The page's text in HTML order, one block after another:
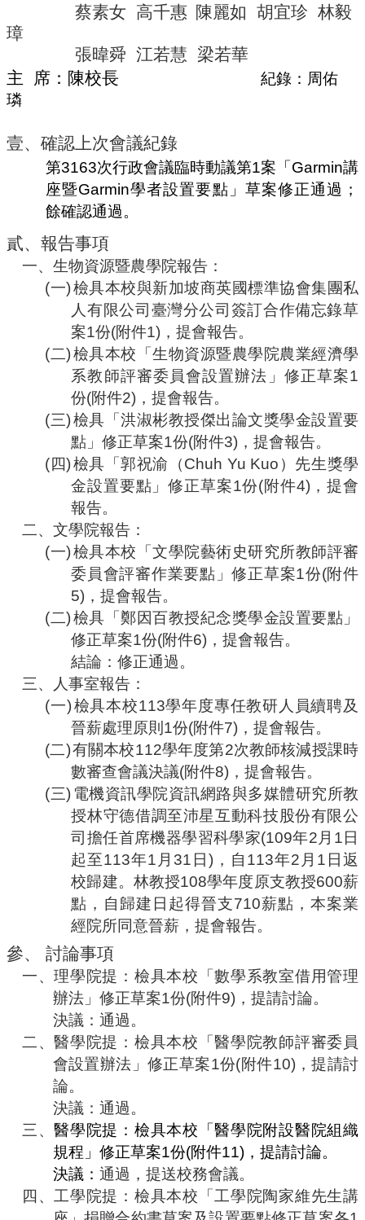
團
法
規
彙
行
校
務
議
務
蔡素女 高千惠 陳麗如 胡宜珍 林毅
璋
張暐舜 江若慧 梁若華
主
席： 陳校長
紀錄：周佑
璘
壹、 確認上次會議紀錄
第3163次行政會議臨時動議第1案「 Garmin講
座暨Garmin學者設置要點」草案修正通過；
餘確認通過。
貳、 報告事項
一、 生物資源暨農學院報告：
(一)檢具本校與新加坡商英國標準協會集團私
人有限公司臺灣分公司簽訂合作備忘錄草
案1份(附件1) ，提會報告。
(二)檢具本校「生物資源暨農學院農業經濟學
系教師評審委員會設置辦法」修正草案1
份(附件2) ，提會報告。
(三)檢具「洪淑彬教授傑出論文獎學金設置要
點」修正草案1份(附件3) ，提會報告。
(四)檢具「郭祝渝 （Chuh Yu Kuo ） 先生獎學
金設置要點」修正草案1份(附件4) ，提會
報告。
二、 文學院報告：
(一)檢具本校「文學院藝術史研究所教師評審
委員會評審作業要點 」修正草案1份(附件
5) ，提會報告。
(二)檢具「鄭因百教授紀念獎學金設置要點 」
修正草案1份(附件6) ，提會報告。
結論 ：修正通過。
三、
人事室報告：
(一)檢具本校113學年度專任教研人員續聘及
晉薪處理原則 1份(附件7) ，提會報告。
(二)有關本校112學年度第2次教師核減授課時
數審查會議決議(附件8) ，提會報告。
(三) 電機資訊學院資訊網路與多媒體研究所教
授林守德借調至沛星互動科技股份有限公
司擔任首席機器學習科學家(109年2 月 1 日
起至113年1 月 31 日) ，自 113年2 月 1 日返
校歸建。林教授108學年度原支教授600薪
點，自歸建日起得晉支710薪點，本案業
經院所同意晉薪，提會報告。
參、 討論事項
一、理學院提： 檢具本校「數學系教室借用管理
辦法」修正草案1份(附件9) ，提請討論。
決議：通過。
二、醫學院提：檢具本校「醫學院教師評審委員
會設置辦法」修正草案1份(附件10) ，提請討
論。
決議：通過。
三、醫學院提：檢具本校「醫學院附設醫院組織
規程」修正草案1份(附件11)，提請討論。
決議： 通過，提送校務會議。
四、 工學院提：檢具本校「工學院陶家維先生講